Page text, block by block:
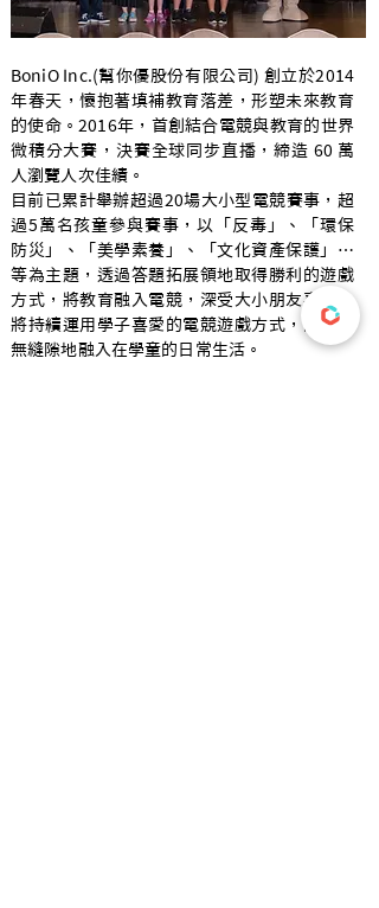
BoniO Inc.(幫你優股份有限公司) 創立於2014
年春天，懷抱著填補教育落差，形塑未來教育
的使命。2016年，首創結合電競與教育的世界
微積分大賽，決賽全球同步直播，締造 60 萬
人瀏覽人次佳績。
目前已累計舉辦超過20場大小型電競賽事，超
過5萬名孩童參與賽事，以「反毒」、「環保
防災」、「美學素養」、「文化資產保護」…
等為主題，透過答題拓展領地取得勝利的遊戲
方式，將教育融入電競，深受大小朋友喜愛。
將持續運用學子喜愛的電競遊戲方式，讓教育
無縫隙地融入在學童的日常生活。